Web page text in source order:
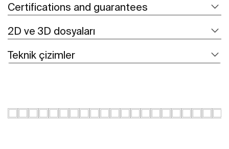
Certifications and guarantees
2D ve 3D dosyaları
Teknik çizimler